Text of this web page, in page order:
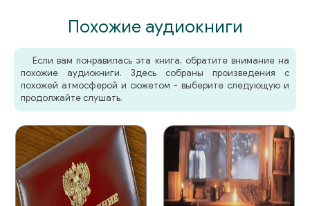
Похожие аудиокниги
Если вам понравилась эта книга, обратите внимание на
похожие аудиокниги. Здесь собраны произведения с
похожей атмосферой и сюжетом - выберите следующую и
продолжайте слушать.